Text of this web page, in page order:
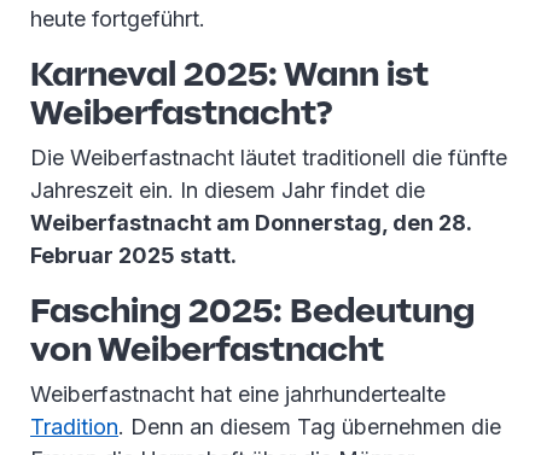
heute fortgeführt.
Karneval 2025: Wann ist
Weiberfastnacht?
Die Weiberfastnacht läutet traditionell die fünfte
Jahreszeit ein. In diesem Jahr findet die
Weiberfastnacht am Donnerstag, den 28.
Februar 2025 statt.
Fasching 2025: Bedeutung
von Weiberfastnacht
Weiberfastnacht hat eine jahrhundertealte
Tradition. Denn an diesem Tag übernehmen die